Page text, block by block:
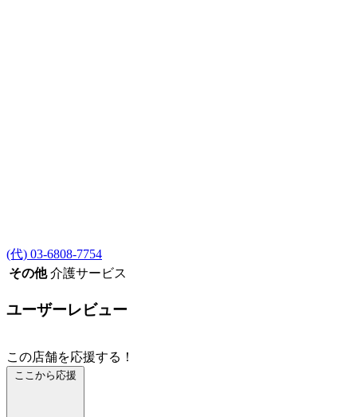
(代) 03-6808-7754
その他 介護サービス
ユーザーレビュー
この店舗を応援する！
ここから応援